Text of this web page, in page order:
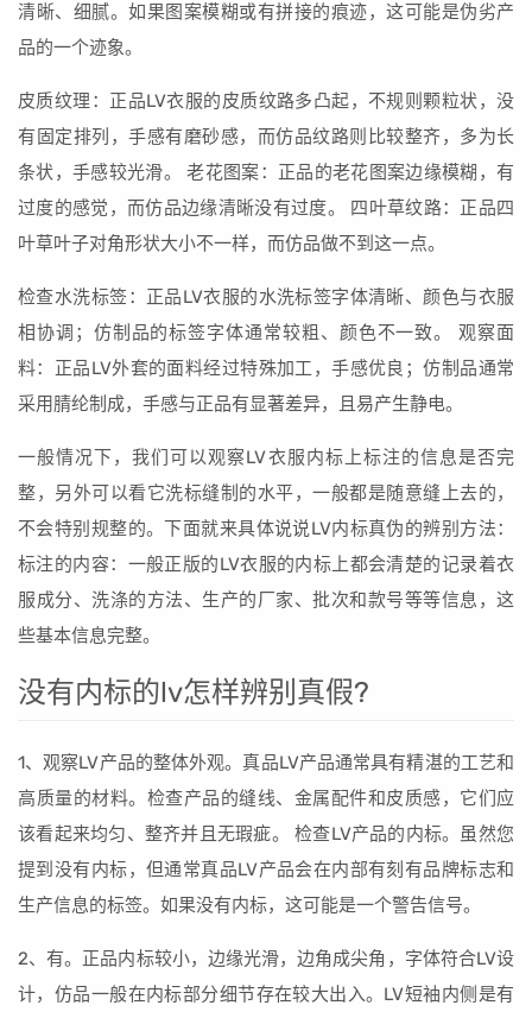
清晰、细腻。如果图案模糊或有拼接的痕迹，这可能是伪劣产
品的一个迹象。
皮质纹理：正品LV衣服的皮质纹路多凸起，不规则颗粒状，没
有固定排列，手感有磨砂感，而仿品纹路则比较整齐，多为长
条状，手感较光滑。 老花图案：正品的老花图案边缘模糊，有
过度的感觉，而仿品边缘清晰没有过度。 四叶草纹路：正品四
叶草叶子对角形状大小不一样，而仿品做不到这一点。
检查水洗标签：正品LV衣服的水洗标签字体清晰、颜色与衣服
相协调；仿制品的标签字体通常较粗、颜色不一致。 观察面
料：正品LV外套的面料经过特殊加工，手感优良；仿制品通常
采用腈纶制成，手感与正品有显著差异，且易产生静电。
一般情况下，我们可以观察LV衣服内标上标注的信息是否完
整，另外可以看它洗标缝制的水平，一般都是随意缝上去的，
不会特别规整的。下面就来具体说说LV内标真伪的辨别方法：
标注的内容：一般正版的LV衣服的内标上都会清楚的记录着衣
服成分、洗涤的方法、生产的厂家、批次和款号等等信息，这
些基本信息完整。
没有内标的lv怎样辨别真假?
1、观察LV产品的整体外观。真品LV产品通常具有精湛的工艺和
高质量的材料。检查产品的缝线、金属配件和皮质感，它们应
该看起来均匀、整齐并且无瑕疵。 检查LV产品的内标。虽然您
提到没有内标，但通常真品LV产品会在内部有刻有品牌标志和
生产信息的标签。如果没有内标，这可能是一个警告信号。
2、有。正品内标较小，边缘光滑，边角成尖角，字体符合LV设
计，仿品一般在内标部分细节存在较大出入。LV短袖内侧是有